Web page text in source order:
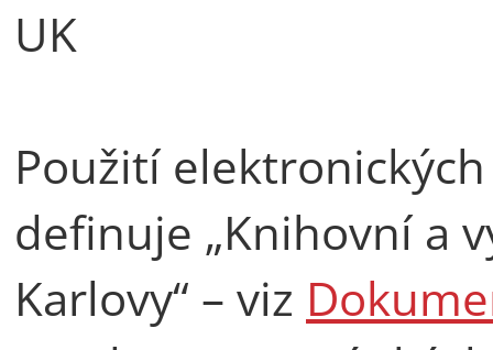
UK
Použití
definuje „Knihovní a
Karlovy“ – viz